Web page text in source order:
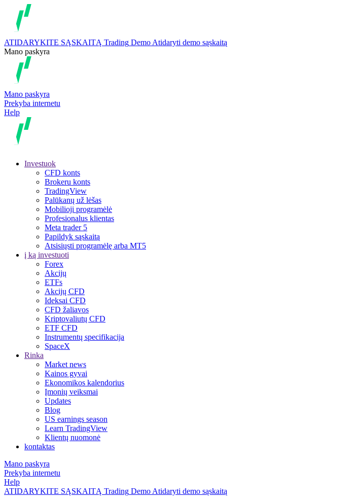
ATIDARYKITE SĄSKAITĄ Trading Demo Atidaryti demo sąskaitą
Mano paskyra
Mano paskyra
Prekyba internetu
Help
Investuok
CFD konts
Brokeru konts
TradingView
Palūkanų už lėšas
Mobilioji programėlė
Profesionalus klientas
Meta trader 5
Papildyk sąskaitą
Atsisiųsti programėlę arba MT5
į ką investuoti
Forex
Akcijų
ETFs
Akcijų CFD
Ideksai CFD
CFD žaliavos
Kriptovaliutų CFD
ETF CFD
Instrumentų specifikacija
SpaceX
Rinka
Market news
Kainos gyvai
Ekonomikos kalendorius
Įmonių veiksmai
Updates
Blog
US earnings season
Learn TradingView
Klientų nuomonė
kontaktas
Mano paskyra
Prekyba internetu
Help
ATIDARYKITE SĄSKAITĄ Trading Demo Atidaryti demo sąskaitą